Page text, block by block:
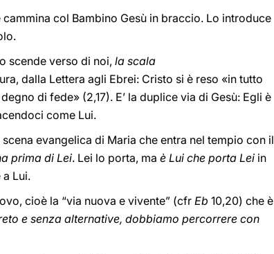
col Bambino Gesù in braccio. Lo introduce
scende verso di noi, la scala
dalla Lettera agli Ebrei: Cristo si è reso «in tutto
di fede» (2,17). E’ la duplice via di Gesù: Egli è
come Lui.
evangelica di Maria che entra nel tempio con il
prima di Lei. Lei lo porta, ma è Lui che porta Lei in
Lui.
cioè la “via nuova e vivente” (cfr Eb 10,20) che è
e senza alternative, dobbiamo percorrere con